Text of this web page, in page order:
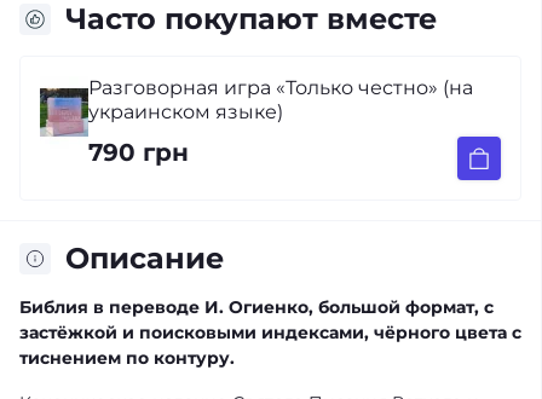
Часто покупают вместе
Разговорная игра «Только честно» (на
украинском языке)
790 грн
Описание
Библия в переводе И. Огиенко, большой формат, с
застёжкой и поисковыми индексами, чёрного цвета с
тиснением по контуру.